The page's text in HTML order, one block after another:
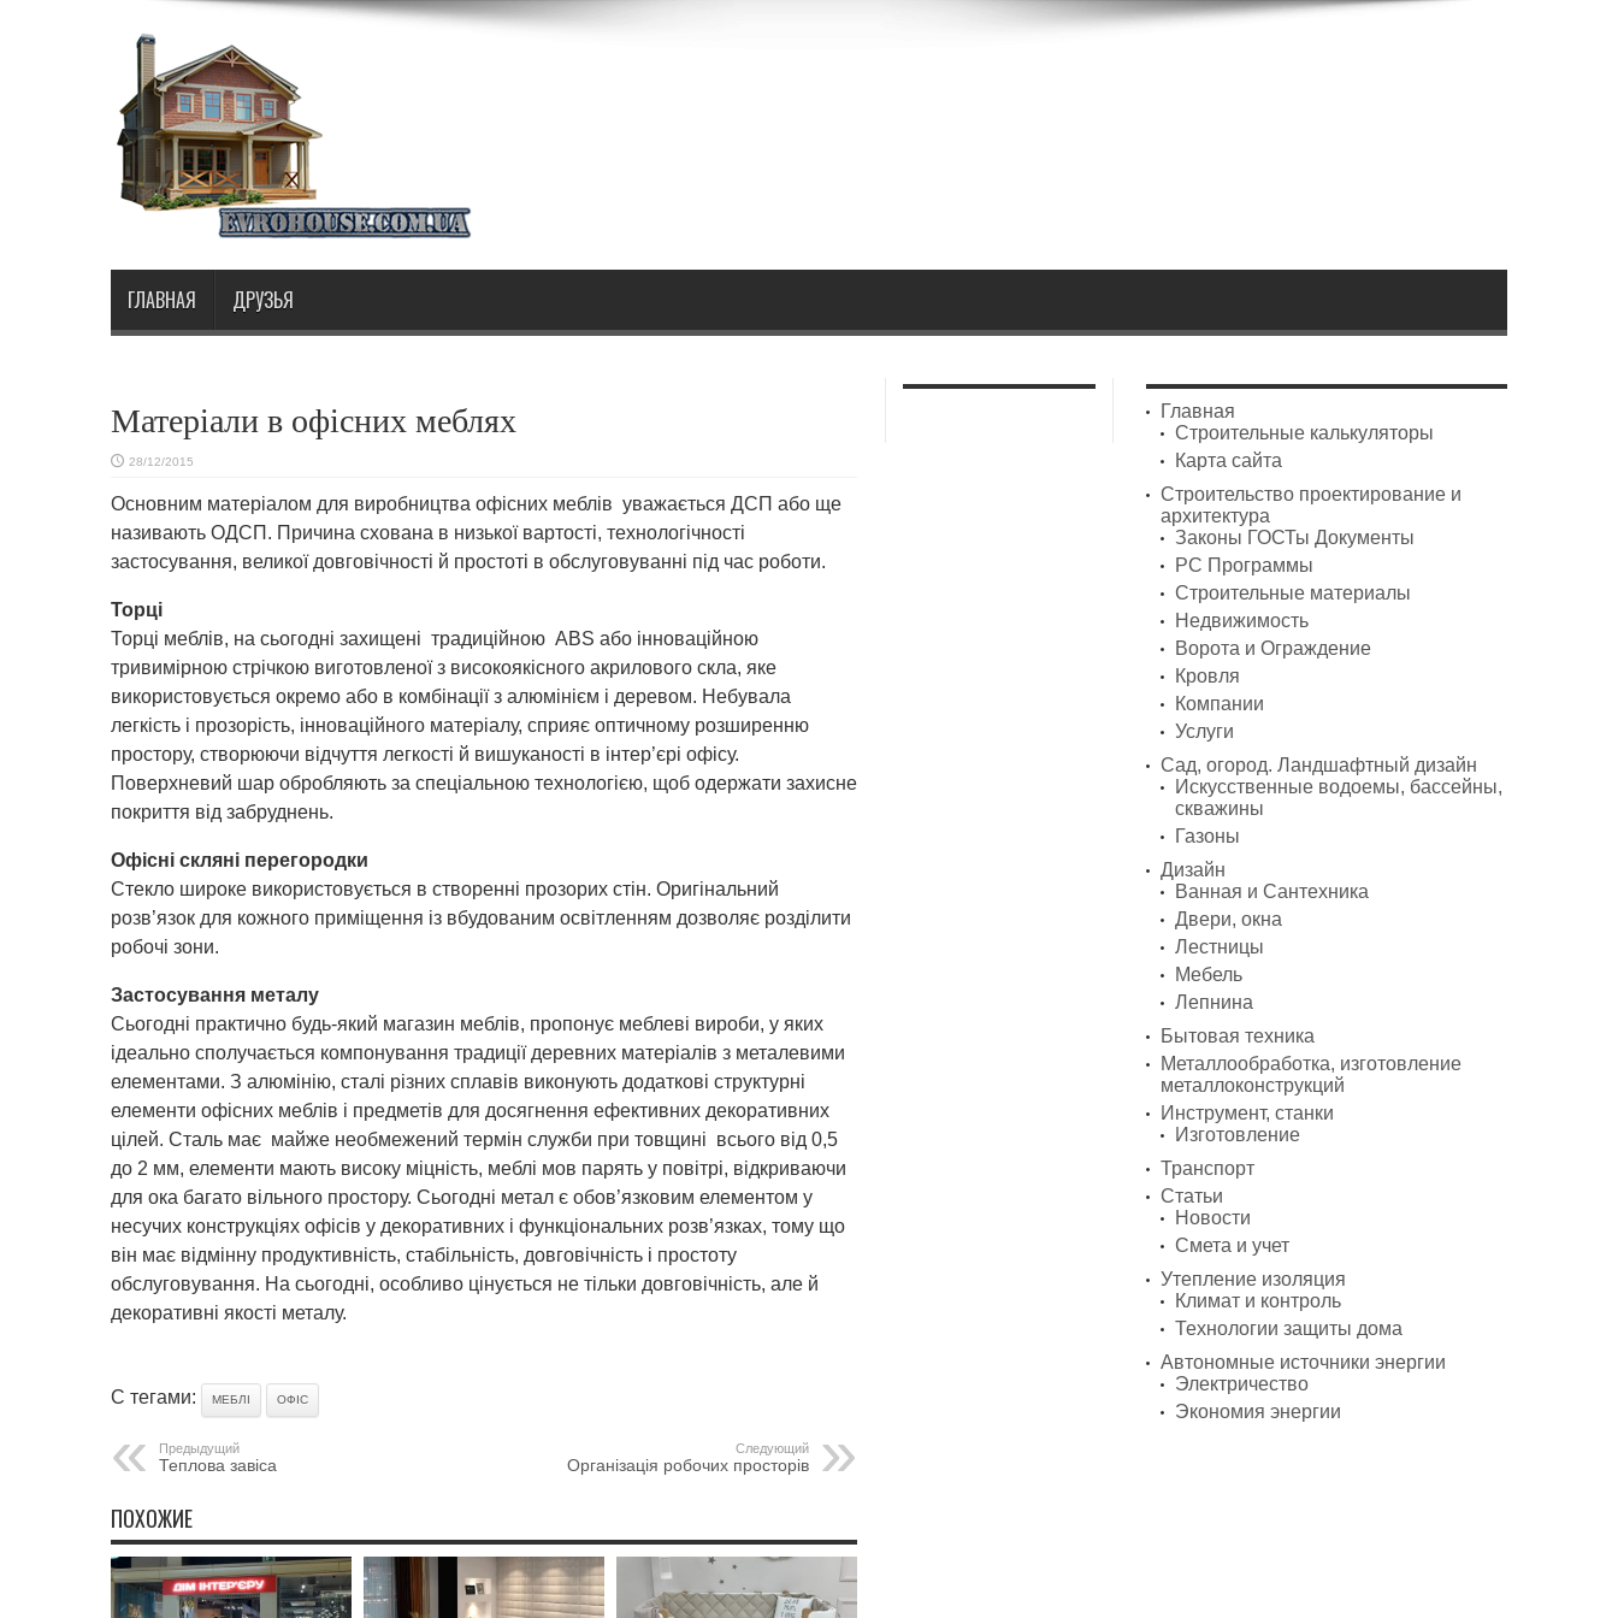
ГЛАВНАЯ ДРУЗЬЯ
Матеріали в офісних меблях
28/12/2015
Основним матеріалом для виробництва офісних меблів уважається ДСП або ще
називають ОДСП. Причина схована в низької вартості, технологічності
застосування, великої довговічності й простоті в обслуговуванні під час роботи.
Торці
Торці меблів, на сьогодні захищені традиційною ABS або інноваційною
тривимірною стрічкою виготовленої з високоякісного акрилового скла, яке
використовується окремо або в комбінації з алюмінієм і деревом. Небувала
легкість і прозорість, інноваційного матеріалу, сприяє оптичному розширенню
простору, створюючи відчуття легкості й вишуканості в інтер’єрі офісу.
Поверхневий шар обробляють за спеціальною технологією, щоб одержати захисне
покриття від забруднень.
Офісні скляні перегородки
Стекло широке використовується в створенні прозорих стін. Оригінальний
розв’язок для кожного приміщення із вбудованим освітленням дозволяє розділити
робочі зони.
Застосування металу
Сьогодні практично будь-який магазин меблів, пропонує меблеві вироби, у яких
ідеально сполучається компонування традиції деревних матеріалів з металевими
елементами. З алюмінію, сталі різних сплавів виконують додаткові структурні
елементи офісних меблів і предметів для досягнення ефективних декоративних
цілей. Сталь має майже необмежений термін служби при товщині всього від 0,5
до 2 мм, елементи мають високу міцність, меблі мов парять у повітрі, відкриваючи
для ока багато вільного простору. Сьогодні метал є обов’язковим елементом у
несучих конструкціях офісів у декоративних і функціональних розв’язках, тому що
він має відмінну продуктивність, стабільність, довговічність і простоту
обслуговування. На сьогодні, особливо цінується не тільки довговічність, але й
декоративні якості металу.
С тегами: МЕБЛІ ОФІС
Предыдущий
Теплова завіса
Следующий
Організація робочих просторів
ПОХОЖИЕ
Главная
Строительные калькуляторы
Карта сайта
Строительство проектирование и
архитектура
Законы ГОСТы Документы
PC Программы
Строительные материалы
Недвижимость
Ворота и Ограждение
Кровля
Компании
Услуги
Сад, огород. Ландшафтный дизайн
Искусственные водоемы, бассейны,
скважины
Газоны
Дизайн
Ванная и Сантехника
Двери, окна
Лестницы
Мебель
Лепнина
Бытовая техника
Металлообработка, изготовление
металлоконструкций
Инструмент, станки
Изготовление
Транспорт
Статьи
Новости
Смета и учет
Утепление изоляция
Климат и контроль
Технологии защиты дома
Автономные источники энергии
Электричество
Экономия энергии